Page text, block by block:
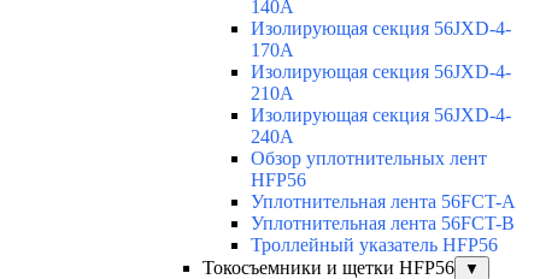
140A
Изолирующая секция 56JXD-4-
170A
Изолирующая секция 56JXD-4-
210A
Изолирующая секция 56JXD-4-
240A
Обзор уплотнительных лент
HFP56
Уплотнительная лента 56FCT-A
Уплотнительная лента 56FCT-B
Троллейный указатель HFP56
Токосъемники и щетки HFP56
▼